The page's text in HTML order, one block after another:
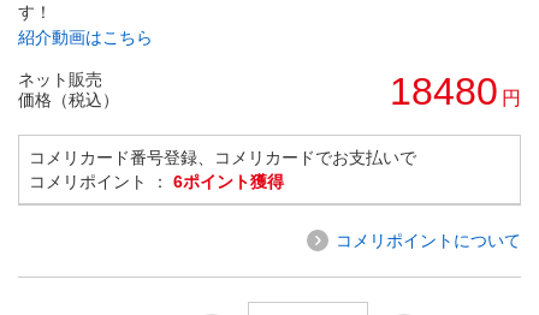
す！
紹介動画はこちら
ネット販売
価格（税込）
18480 円
コメリカード番号登録、コメリカードでお支払いで
コメリポイント ： 6ポイント獲得
コメリポイントについて